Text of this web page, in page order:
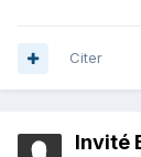
Citer
Invité